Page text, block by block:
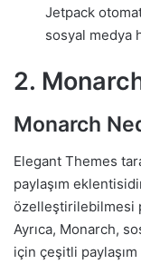
Jetpack
sosyal medya
2.
Monarch
Elegant Themes
paylaşım
özelleştirilebilmesi
Ayrıca, Monarch,
için çeşitli